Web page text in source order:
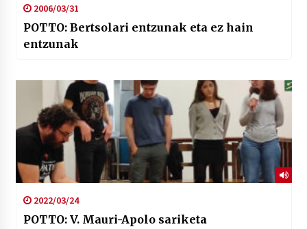
2006/03/31
POTTO: Bertsolari entzunak eta ez hain
entzunak
2022/03/24
POTTO: V. Mauri-Apolo sariketa